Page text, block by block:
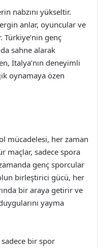
nabzını yükseltir.
anlar, oyuncular ve
Türkiye’nin genç
sahne alarak
İtalya’nın deneyimli
oynamaya özen
mücadelesi, her zaman
maçlar, sadece spora
genç sporcular
birleştirici gücü, her
bir araya getirir ve
yayma
bir spor